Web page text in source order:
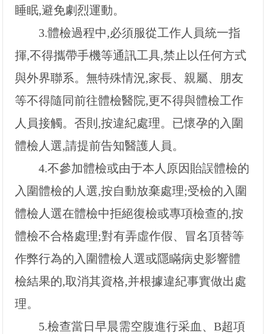
睡眠,避免劇烈運動。
3.體檢過程中,必須服從工作人員統一指
揮,不得攜帶手機等通訊工具,禁止以任何方式
與外界聯系。無特殊情況,家長、親屬、朋友
等不得隨同前往體檢醫院,更不得與體檢工作
人員接觸。否則,按違紀處理。已懷孕的入圍
體檢人選,請提前告知醫護人員。
4.不參加體檢或由于本人原因貽誤體檢的
入圍體檢的人選,按自動放棄處理;受檢的入圍
體檢人選在體檢中拒絕復檢或專項檢查的,按
體檢不合格處理;對有弄虛作假、冒名頂替等
作弊行為的入圍體檢人選或隱瞞病史影響體
檢結果的,取消其資格,并根據違紀事實做出處
理。
5.檢查當日早晨需空腹進行采血、B超項